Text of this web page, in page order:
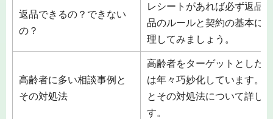
返品できるの？できない
の？
レシートがあれば必ず返品
品のルールと契約の基本に
理してみましょう。
高齢者に多い相談事例と
その対処法
高齢者をターゲットとした
は年々巧妙化しています。
とその対処法について詳し
す。